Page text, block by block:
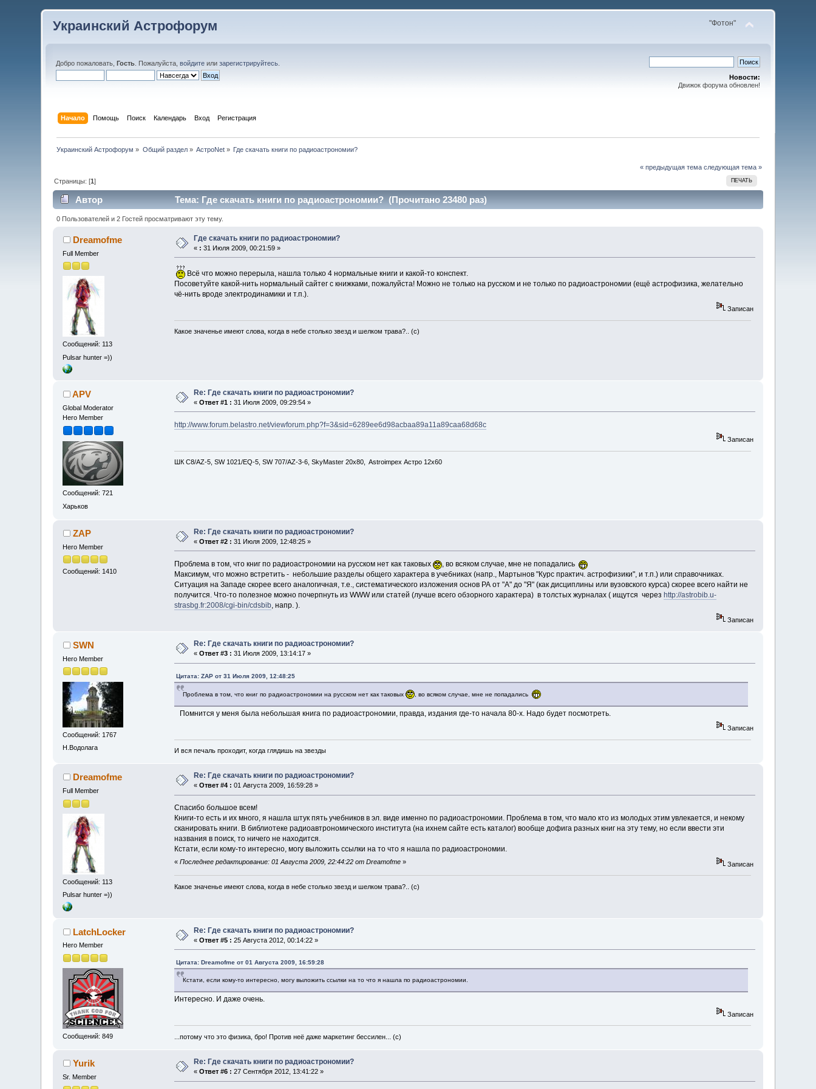
Украинский Астрофорум "Фотон"
Добро пожаловать,Гость . Пожалуйста,войдите илизарегистрируйтесь
Новости:
Движок форума обновлен!
Начало Помощь Поиск Календарь Вход Регистрация
Украинский Астрофорум » Общий раздел» АстроNet » Где скачать книги по радиоастрономии?
« предыдущая тема следующая тема »
ПЕЧАТЬ
Страницы: [1]
Автор Тема: Где скачать книги по радиоастрономии? (Прочитано 23480 раз)
0 Пользователей и 2 Гостей просматривают эту тему.
Dreamofme
Full Member
Сообщений: 113
Pulsar hunter =))
Где скачать книги по радиоастрономии?
« : 31 Июля 2009, 00:21:59 »
Всё что можно перерыла, нашла только 4 нормальные книги и какой-то конспект.
Посоветуйте какой-нить нормальный сайтег с книжками, пожалуйста! Можно не только на русском и не только по радиоастрономии (ещё астрофизика, желательно
чё-нить вроде электродинамики и т.п.).
Записан
Какое значенье имеют слова, когда в небе столько звезд и шелком трава?.. (с)
APV
Global Moderator
Hero Member
Сообщений: 721
Харьков
Re: Где скачать книги по радиоастрономии?
«Ответ #1 : 31 Июля 2009, 09:29:54 »
http://www.forum.belastro.net/viewforum.php?f=3&sid=6289ee6d98acbaa89a11a89caa68d68c
Записан
ШК С8/AZ-5, SW 1021/EQ-5, SW 707/AZ-3-6, SkyMaster 20x80, Astroimpex Астро 12х60
ZAP
Hero Member
Сообщений: 1410
Re: Где скачать книги по радиоастрономии?
«Ответ #2 : 31 Июля 2009, 12:48:25 »
Проблема в том, что книг по радиоастрономии на русском нет как таковых
, во всяком случае, мне не попадались
Максимум, что можно встретить - небольшие разделы общего характера в учебниках (напр., Мартынов "Курс практич. астрофизики", и т.п.) или справочниках.
Ситуация на Западе скорее всего аналогичная, т.е., систематического изложения основ РА от "А" до "Я" (как дисциплины или вузовского курса) скорее всего найти не
получится. Что-то полезное можно почерпнуть из WWW или статей (лучше всего обзорного характера) в толстых журналах ( ищутся через http://astrobib.u-
strasbg.fr:2008/cgi-bin/cdsbib, напр. ).
Записан
SWN
Hero Member
Сообщений: 1767
Н.Водолага
Re: Где скачать книги по радиоастрономии?
«Ответ #3 : 31 Июля 2009, 13:14:17 »
Цитата: ZAP от 31 Июля 2009, 12:48:25
Проблема в том, что книг по радиоастрономии на русском нет как таковых , во всяком случае, мне не попадались
Помнится у меня была небольшая книга по радиоастрономии, правда, издания где-то начала 80-х. Надо будет посмотреть.
Записан
И вся печаль проходит, когда глядишь на звезды
Dreamofme
Full Member
Сообщений: 113
Pulsar hunter =))
Re: Где скачать книги по радиоастрономии?
«Ответ #4 : 01 Августа 2009, 16:59:28 »
Спасибо большое всем!
Книги-то есть и их много, я нашла штук пять учебников в эл. виде именно по радиоастрономии. Проблема в том, что мало кто из молодых этим увлекается, и некому
сканировать книги. В библиотеке радиоавтрономического института (на ихнем сайте есть каталог) вообще дофига разных книг на эту тему, но если ввести эти
названия в поиск, то ничего не находится.
Кстати, если кому-то интересно, могу выложить ссылки на то что я нашла по радиоастрономии.
« Последнее редактирование: 01 Августа 2009, 22:44:22 от Dreamofme» Записан
Какое значенье имеют слова, когда в небе столько звезд и шелком трава?.. (с)
LatchLocker
Hero Member
Сообщений: 849
Re: Где скачать книги по радиоастрономии?
«Ответ #5 : 25 Августа 2012, 00:14:22 »
Цитата: Dreamofme от 01 Августа 2009, 16:59:28
Кстати, если кому-то интересно, могу выложить ссылки на то что я нашла по радиоастрономии.
Интересно. И даже очень.
Записан
...потому что это физика, бро! Против неё даже маркетинг бессилен... (с)
Yurik
Sr. Member
Re: Где скачать книги по радиоастрономии?
«Ответ #6 : 27 Сентября 2012, 13:41:22 »